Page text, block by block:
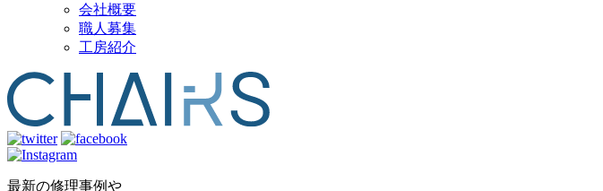
会社概要
職人募集
工房紹介
最新の修理事例や